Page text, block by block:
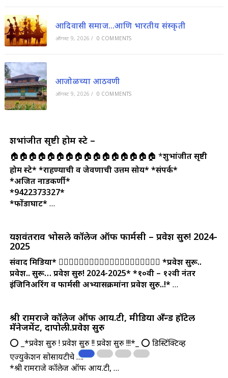
आदिवासी समाज…आणि भारतीय संस्कृती
ऑगस्ट 9, 2026 / 0 COMMENTS
आजोळच्या आठवणी
ऑगस्ट 9, 2026 / 0 COMMENTS
शुभांजीत ‌सृष्टी होम स्टे –
🏠🏠🏠🏠🏠🏠🏠🏠🏠🏠🏠🏠🏠🏠🏠🏠 *शुभांजीत ‌सृष्टी
होम स्टे**राहण्याची व जेवणाची उत्तम सोय**संपर्क*
*अजित नाडकर्णी*
*9422373327*
*फोंडाघाट*…
यशवंतराव भोसले कॉलेज ऑफ फार्मसी – प्रवेश सुरु! 2024-
2025
संवाद मिडिया* 🤵‍♀🤵‍♂👩‍⚖️🧑‍⚖️🤵‍♀🤵‍♂👩‍⚖️🧑‍⚖️🤵‍♀🤵‍♂ *प्रवेश सुरू..
प्रवेश.. सुरू… प्रवेश सुरु! 2024-2025**१०वी – १२वी नंतर
इंजिनिअरिंग व फार्मसी अभ्यासक्रमांना प्रवेश सुरु..!*…
श्री रामराजे कॉलेज ऑफ आय.टी, मीडिया अँन्ड हॉटेल
मॅनेजमेंट, दापोली.प्रवेश सुरु
⭕ _*प्रवेश सुरु ! प्रवेश सुरु !! प्रवेश सुरु !!!*_ ⭕ डिस्टिंक्टिव्ह
एज्युकेशन सोसायटीचे ….
*श्री रामराजे कॉलेज ऑफ आय.टी, …